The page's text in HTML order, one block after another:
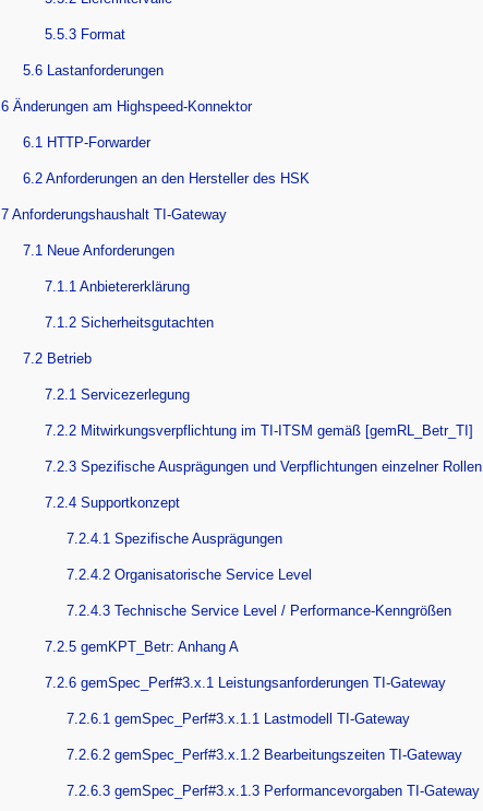
5.5.3 Format
5.6 Lastanforderungen
6 Änderungen am Highspeed-Konnektor
6.1 HTTP-Forwarder
6.2 Anforderungen an den Hersteller des HSK
7 Anforderungshaushalt TI-Gateway
7.1 Neue Anforderungen
7.1.1 Anbietererklärung
7.1.2 Sicherheitsgutachten
7.2 Betrieb
7.2.1 Servicezerlegung
7.2.2 Mitwirkungsverpflichtung im TI-ITSM gemäß [gemRL_Betr_TI]
7.2.3 Spezifische Ausprägungen und Verpflichtungen einzelner Rollen
7.2.4 Supportkonzept
7.2.4.1 Spezifische Ausprägungen
7.2.4.2 Organisatorische Service Level
7.2.4.3 Technische Service Level / Performance-Kenngrößen
7.2.5 gemKPT_Betr: Anhang A
7.2.6 gemSpec_Perf#3.x.1 Leistungsanforderungen TI-Gateway
7.2.6.1 gemSpec_Perf#3.x.1.1 Lastmodell TI-Gateway
7.2.6.2 gemSpec_Perf#3.x.1.2 Bearbeitungszeiten TI-Gateway
7.2.6.3 gemSpec_Perf#3.x.1.3 Performancevorgaben TI-Gateway